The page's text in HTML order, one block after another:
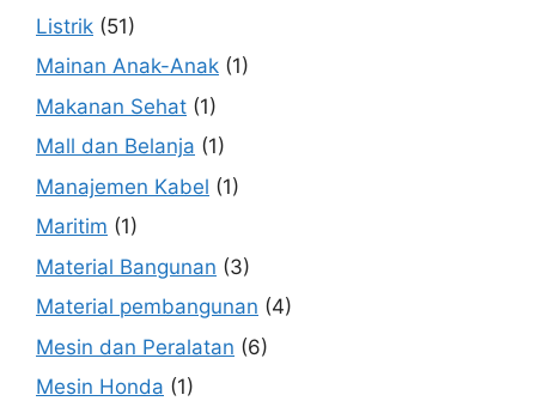
Listrik (51)
Mainan Anak-Anak (1)
Makanan Sehat (1)
Mall dan Belanja (1)
Manajemen Kabel (1)
Maritim (1)
Material Bangunan (3)
Material pembangunan (4)
Mesin dan Peralatan (6)
Mesin Honda (1)